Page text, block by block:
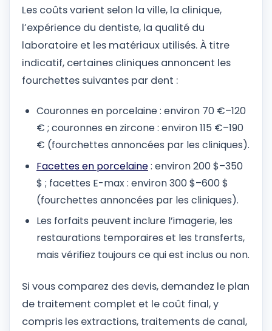
Les coûts varient selon la ville, la clinique,
l’expérience du dentiste, la qualité du
laboratoire et les matériaux utilisés. À titre
indicatif, certaines cliniques annoncent les
fourchettes suivantes par dent :
Couronnes en porcelaine : environ 70 €–120
€ ; couronnes en zircone : environ 115 €–190
€ (fourchettes annoncées par les cliniques).
Facettes en porcelaine: environ 200 $–350
$ ; facettes E-max : environ 300 $–600 $
(fourchettes annoncées par les cliniques).
Les forfaits peuvent inclure l’imagerie, les
restaurations temporaires et les transferts,
mais vérifiez toujours ce qui est inclus ou non.
Si vous comparez des devis, demandez le plan
de traitement complet et le coût final, y
compris les extractions, traitements de canal,